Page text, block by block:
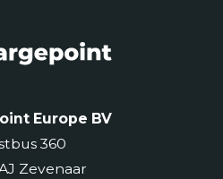
Europe BV
360
Zevenaar